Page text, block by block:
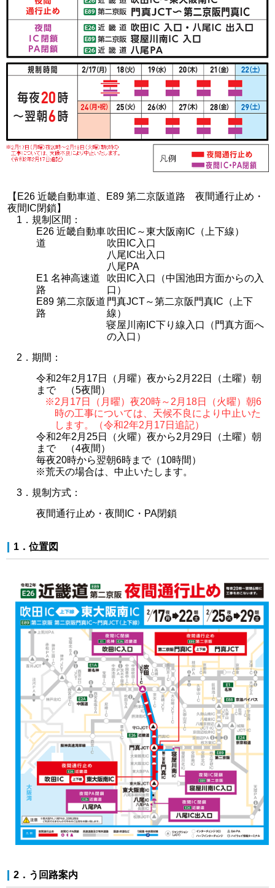
【E26 近畿自動車道、E89 第二京阪道路 夜間通行止め・
夜間IC閉鎖】
1．規制区間：
E26 近畿自動車
道
吹田IC～東大阪南IC（上下線）
吹田IC入口
八尾IC出入口
八尾PA
E1 名神高速道
路
吹田IC入口（中国池田方面からの入
口）
E89 第二京阪道
路
門真JCT～第二京阪門真IC（上下
線）
寝屋川南IC下り線入口（門真方面へ
の入口）
2．期間：
令和2年2月17日（月曜）夜から2月22日（土曜）朝
まで （5夜間）
※2月17日（月曜）夜20時～2月18日（火曜）朝6
時の工事については、天候不良により中止いた
します。（令和2年2月17日追記）
令和2年2月25日（火曜）夜から2月29日（土曜）朝
まで （4夜間）
毎夜20時から翌朝6時まで（10時間）
※荒天の場合は、中止いたします。
3．規制方式：
夜間通行止め・夜間IC・PA閉鎖
1．位置図
2．う回路案内